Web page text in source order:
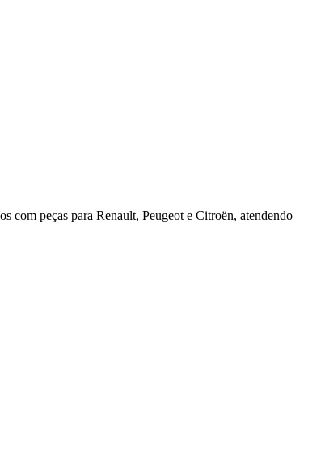
com peças para Renault, Peugeot e Citroën, atendendo